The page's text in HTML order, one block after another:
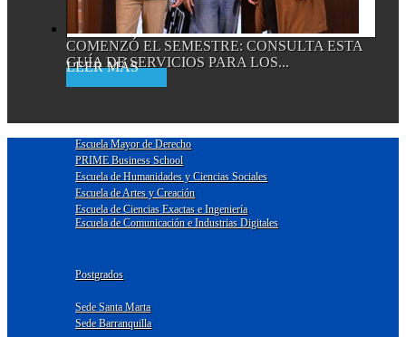
COMENZÓ EL SEMESTRE: CONSULTA ESTA
GUÍA DE SERVICIOS PARA LOS...
Escuela Mayor de Derecho
PRIME Business School
Escuela de Humanidades y Ciencias Sociales
Escuela de Artes y Creación
Escuela de Ciencias Exactas e Ingeniería
Escuela de Comunicación e Industrias Digitales
Postgrados
Sede Santa Marta
Sede Barranquilla